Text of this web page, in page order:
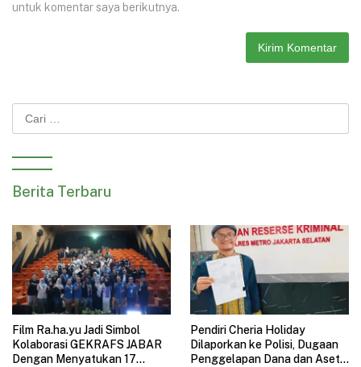
untuk komentar saya berikutnya.
Cari
untuk:
Berita Terbaru
Film Ra.ha.yu Jadi Simbol
Kolaborasi GEKRAFS JABAR
Dengan Menyatukan 17
Pendiri Cheria Holiday
Dilaporkan ke Polisi, Dugaan
Penggelapan Dana dan Aset